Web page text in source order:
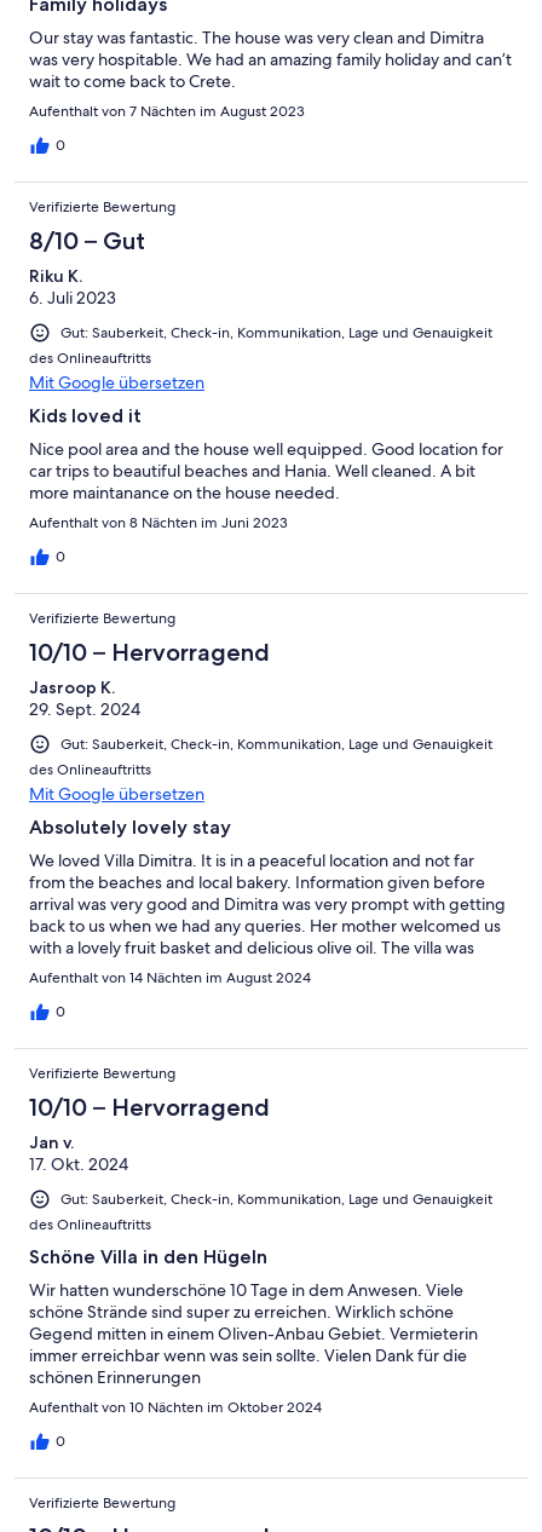
Our stay was fantastic. The house was very clean and Dimitra
was very hospitable. We had an amazing family holiday and can’t
wait to come back to Crete.
Aufenthalt von 7 Nächten im August 2023
0
Verifizierte Bewertung
8/10 – Gut
Riku K.
6. Juli 2023
Gut: Sauberkeit, Check-in, Kommunikation, Lage und Genauigkeit
des Onlineauftritts
Mit Google übersetzen
Kids loved it
Nice pool area and the house well equipped. Good location for
car trips to beautiful beaches and Hania. Well cleaned. A bit
more maintanance on the house needed.
Aufenthalt von 8 Nächten im Juni 2023
0
Verifizierte Bewertung
10/10 – Hervorragend
Jasroop K.
29. Sept. 2024
Gut: Sauberkeit, Check-in, Kommunikation, Lage und Genauigkeit
des Onlineauftritts
Mit Google übersetzen
Absolutely lovely stay
We loved Villa Dimitra. It is in a peaceful location and not far
from the beaches and local bakery. Information given before
arrival was very good and Dimitra was very prompt with getting
back to us when we had any queries. Her mother welcomed us
with a lovely fruit basket and delicious olive oil. The villa was
extremely well equipped (especially the kitchen) and the pool is
fantastic. We weren’t aware that another villa had been built in
front which changed the view but this did not detract at all from
and her family for being such wonderful hosts.
Aufenthalt von 14 Nächten im August 2024
0
Verifizierte Bewertung
10/10 – Hervorragend
Jan v.
17. Okt. 2024
Gut: Sauberkeit, Check-in, Kommunikation, Lage und Genauigkeit
des Onlineauftritts
Schöne Villa in den Hügeln
Wir hatten wunderschöne 10 Tage in dem Anwesen. Viele
schöne Strände sind super zu erreichen. Wirklich schöne
Gegend mitten in einem Oliven-Anbau Gebiet. Vermieterin
immer erreichbar wenn was sein sollte. Vielen Dank für die
schönen Erinnerungen
Aufenthalt von 10 Nächten im Oktober 2024
0
Verifizierte Bewertung